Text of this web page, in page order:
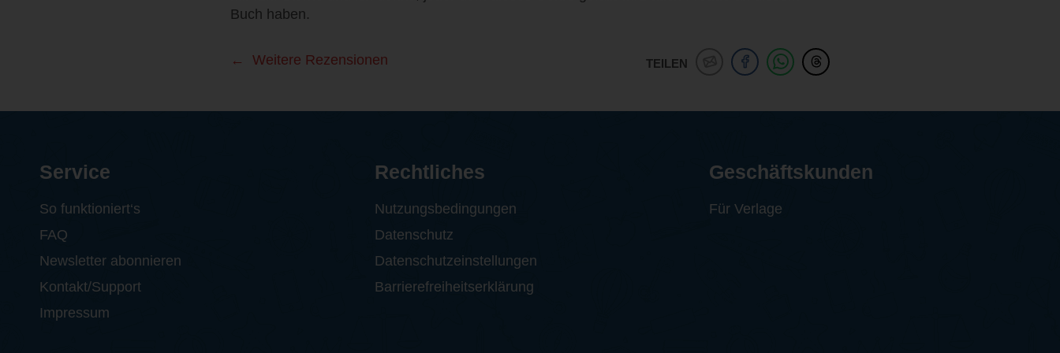
Buch haben.
TEILEN
Weitere Rezensionen
Service
So funktioniert‘s
FAQ
Newsletter abonnieren
Kontakt/Support
Impressum
Rechtliches
Nutzungsbedingungen
Datenschutz
Datenschutzeinstellungen
Barrierefreiheitserklärung
Geschäftskunden
Für Verlage